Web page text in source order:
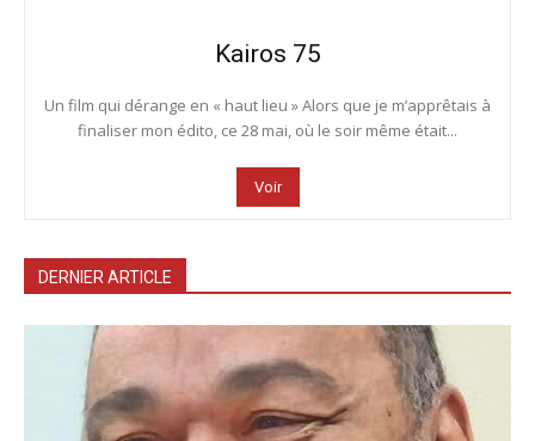
Kairos 75
Un film qui dérange en « haut lieu » Alors que je m’apprêtais à
finaliser mon édito, ce 28 mai, où le soir même était...
Voir
DERNIER ARTICLE